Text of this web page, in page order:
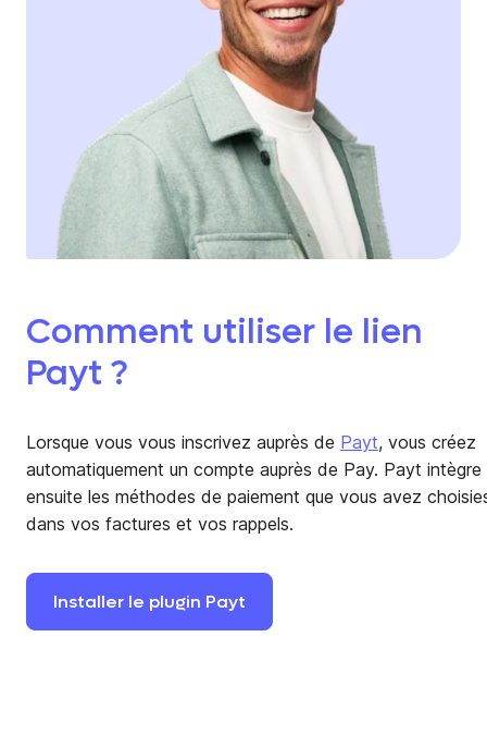
Comment utiliser le lien
Payt ?
Lorsque vous vous inscrivez auprès de Payt, vous créez
automatiquement un compte auprès de Pay. Payt intègre
ensuite les méthodes de paiement que vous avez
dans vos factures et vos rappels.
Installer le plugin Payt